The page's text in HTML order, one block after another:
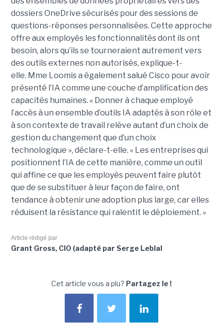
dossiers OneDrive sécurisés pour des sessions de
questions-réponses personnalisées. Cette approche
offre aux employés les fonctionnalités dont ils ont
besoin, alors qu’ils se tourneraient autrement vers
des outils externes non autorisés, explique-t-
elle. Mme Loomis a également salué Cisco pour avoir
présenté l’IA comme une couche d’amplification des
capacités humaines. « Donner à chaque employé
l’accès à un ensemble d’outils IA adaptés à son rôle et
à son contexte de travail relève autant d’un choix de
gestion du changement que d’un choix
technologique », déclare-t-elle. « Les entreprises qui
positionnent l’IA de cette manière, comme un outil
qui affine ce que les employés peuvent faire plutôt
que de se substituer à leur façon de faire, ont
tendance à obtenir une adoption plus large, car elles
réduisent la résistance qui ralentit le déploiement. »
Article rédigé par
Grant Gross, CIO (adapté par Serge Leblal
Cet article vous a plu? Partagez le !